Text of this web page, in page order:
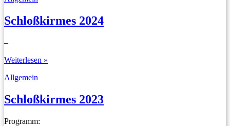
Schloßkirmes 2024
–
Schloßkirmes
Weiterlesen »
Allgemein
Schloßkirmes 2023
Programm: